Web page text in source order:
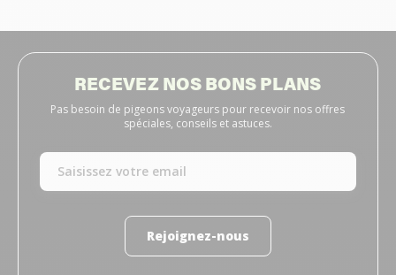
RECEVEZ NOS BONS PLANS
Pas besoin de pigeons voyageurs pour recevoir nos offres
spéciales, conseils et astuces.
Rejoignez-nous